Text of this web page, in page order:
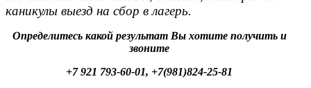
каникулы выезд на сбор в лагерь.
Определитесь какой результат Вы хотите получить и
звоните
+7 921 793-60-01, +7(981)824-25-81